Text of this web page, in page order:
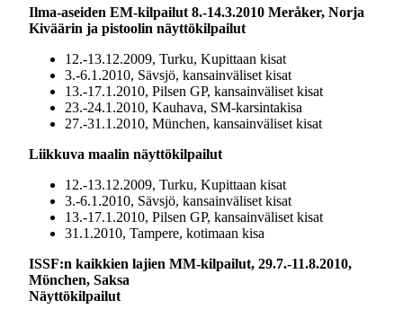
Ilma-aseiden EM-kilpailut 8.-14.3.2010 Meråker, Norja
Kiväärin ja pistoolin näyttökilpailut
12.-13.12.2009, Turku, Kupittaan kisat
3.-6.1.2010, Sävsjö, kansainväliset kisat
13.-17.1.2010, Pilsen GP, kansainväliset kisat
23.-24.1.2010, Kauhava, SM-karsintakisa
27.-31.1.2010, München, kansainväliset kisat
Liikkuva maalin näyttökilpailut
12.-13.12.2009, Turku, Kupittaan kisat
3.-6.1.2010, Sävsjö, kansainväliset kisat
13.-17.1.2010, Pilsen GP, kansainväliset kisat
31.1.2010, Tampere, kotimaan kisa
ISSF:n kaikkien lajien MM-kilpailut, 29.7.-11.8.2010,
Mϋnchen, Saksa
Näyttökilpailut